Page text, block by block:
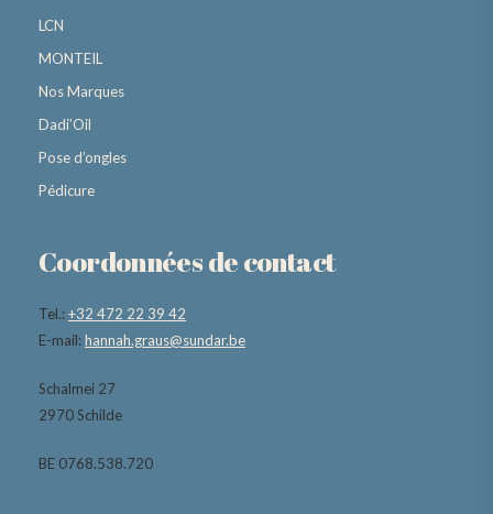
LCN
MONTEIL
Nos Marques
Dadi’Oil
Pose d’ongles
Pédicure
Coordonnées de contact
Tel.:+32 472 22 39 42
E-mail:hannah.graus@sundar.be
Schalmei 27
2970 Schilde
BE 0768.538.720